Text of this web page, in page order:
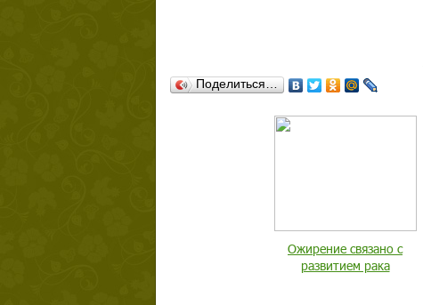
Поделиться…
Ожирение связано с
развитием рака